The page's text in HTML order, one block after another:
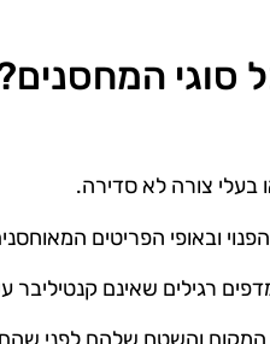
בעלי צורה לא סדירה.
ובאופי הפריטים
רגילים שאינם קנטיליבר